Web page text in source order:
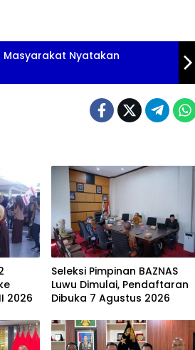
Masyarakat Nyatakan
2026
Seleksi Pimpinan BAZNAS
Luwu Dimulai, Pendaftaran
Dibuka 7 Agustus 2026